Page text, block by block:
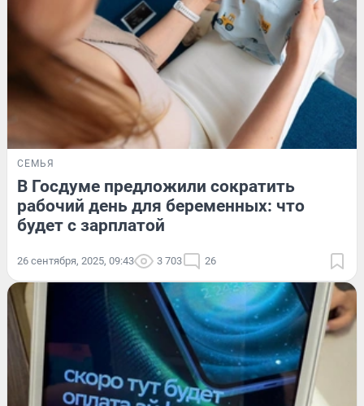
СЕМЬЯ
В Госдуме предложили сократить
рабочий день для беременных: что
будет с зарплатой
26 сентября, 2025, 09:43 3 703 26